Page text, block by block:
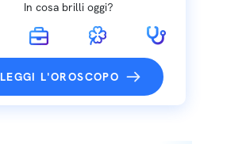
In cosa brilli oggi?
LEGGI L'OROSCOPO